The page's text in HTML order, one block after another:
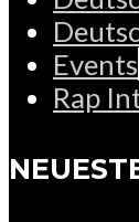
Events
Rap